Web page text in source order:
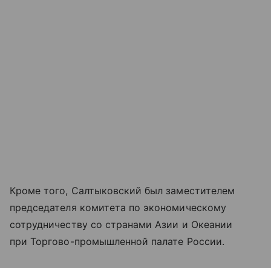
Кроме того, Салтыковский был заместителем
председателя комитета по экономическому
сотрудничеству со странами Азии и Океании
при Торгово-промышленной палате России.